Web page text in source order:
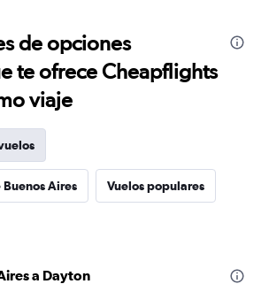
de opciones
te ofrece Cheapflights
viaje
Aires Vuelos populares
a Dayton